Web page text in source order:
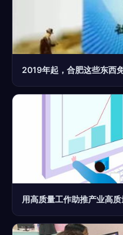
2019年起，合肥这些东西